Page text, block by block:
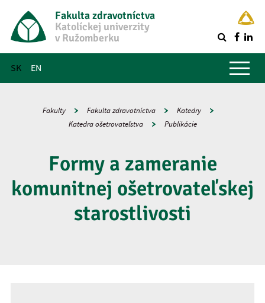
Fakulta zdravotníctva
Katolíckej univerzity
v Ružomberku
SK EN
Hlavné menu
Fakulty Fakulta zdravotníctva
Katedry
Katedra ošetrovateľstva
Publikácie
Formy a zameranie
komunitnej ošetrovateľskej
starostlivosti